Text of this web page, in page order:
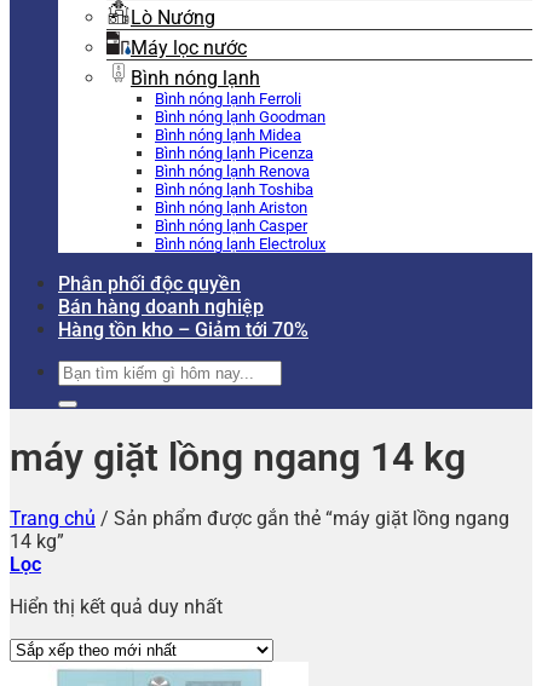
Lò Nướng
Máy lọc nước
Bình nóng lạnh
Bình nóng lạnh Ferroli
Bình nóng lạnh Goodman
Bình nóng lạnh Midea
Bình nóng lạnh Picenza
Bình nóng lạnh Renova
Bình nóng lạnh Toshiba
Bình nóng lạnh Ariston
Bình nóng lạnh Casper
Bình nóng lạnh Electrolux
Phân phối độc quyền
Bán hàng doanh nghiệp
Hàng tồn kho – Giảm tới 70%
Tìm
kiếm:
máy giặt lồng ngang 14 kg
Trang chủ / Sản phẩm được gắn thẻ “máy giặt lồng ngang
14 kg”
Lọc
Hiển thị kết quả duy nhất